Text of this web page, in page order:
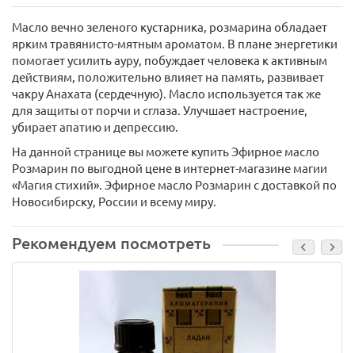
Масло вечно зеленого кустарника, розмарина обладает
ярким травянисто-мятным ароматом. В плане энергетики
помогает усилить ауру, побуждает человека к активным
действиям, положительно влияет на память, развивает
чакру Анахата (сердечную). Масло используется так же
для защиты от порчи и сглаза. Улучшает настроение,
убирает апатию и депрессию.
На данной странице вы можете купить Эфирное масло
Розмарин по выгодной цене в интернет-магазине магии
«Магия стихий». Эфирное масло Розмарин с доставкой по
Новосибирску, России и всему миру.
Рекомендуем посмотреть